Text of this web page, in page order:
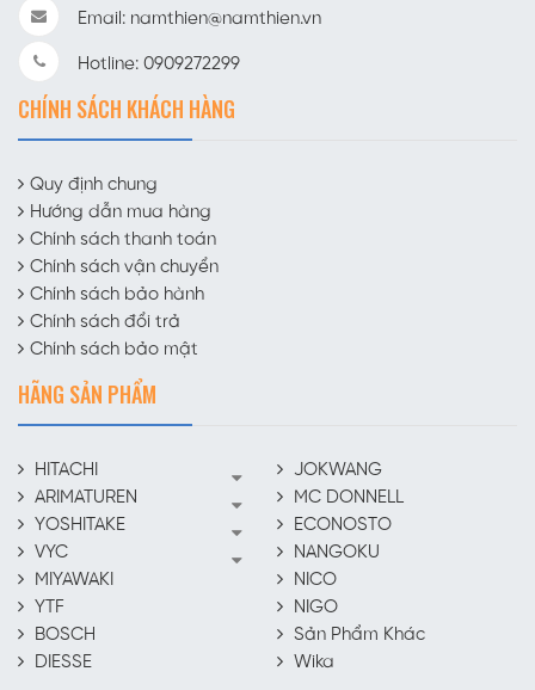
Email: namthien@namthien.vn
Hotline: 0909272299
CHÍNH SÁCH KHÁCH HÀNG
Quy định chung
Hướng dẫn mua hàng
Chính sách thanh toán
Chính sách vận chuyển
Chính sách bảo hành
Chính sách đổi trả
Chính sách bảo mật
HÃNG SẢN PHẨM
HITACHI
ARIMATUREN
YOSHITAKE
VYC
MIYAWAKI
YTF
BOSCH
DIESSE
JOKWANG
MC DONNELL
ECONOSTO
NANGOKU
NICO
NIGO
Sản Phẩm Khác
Wika